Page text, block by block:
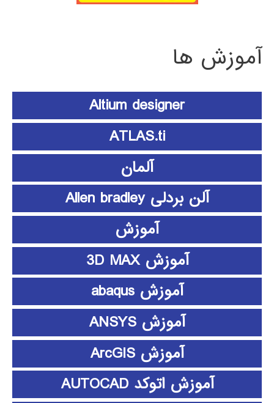
آموزش ها
Altium designer
ATLAS.ti
آلمان
آلن بردلی Allen bradley
آموزش
آموزش 3D MAX
آموزش abaqus
آموزش ANSYS
آموزش ArcGIS
آموزش اتوکد AUTOCAD